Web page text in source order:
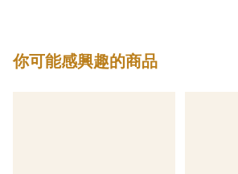
你可能感興趣的商品